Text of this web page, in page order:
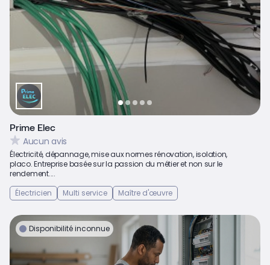
Prime Elec
Aucun avis
Électricité, dépannage, mise aux normes rénovation, isolation,
placo. Entreprise basée sur la passion du métier et non sur le
rendement....
Électricien
Multi service Maître d'œuvre
Disponibilité inconnue